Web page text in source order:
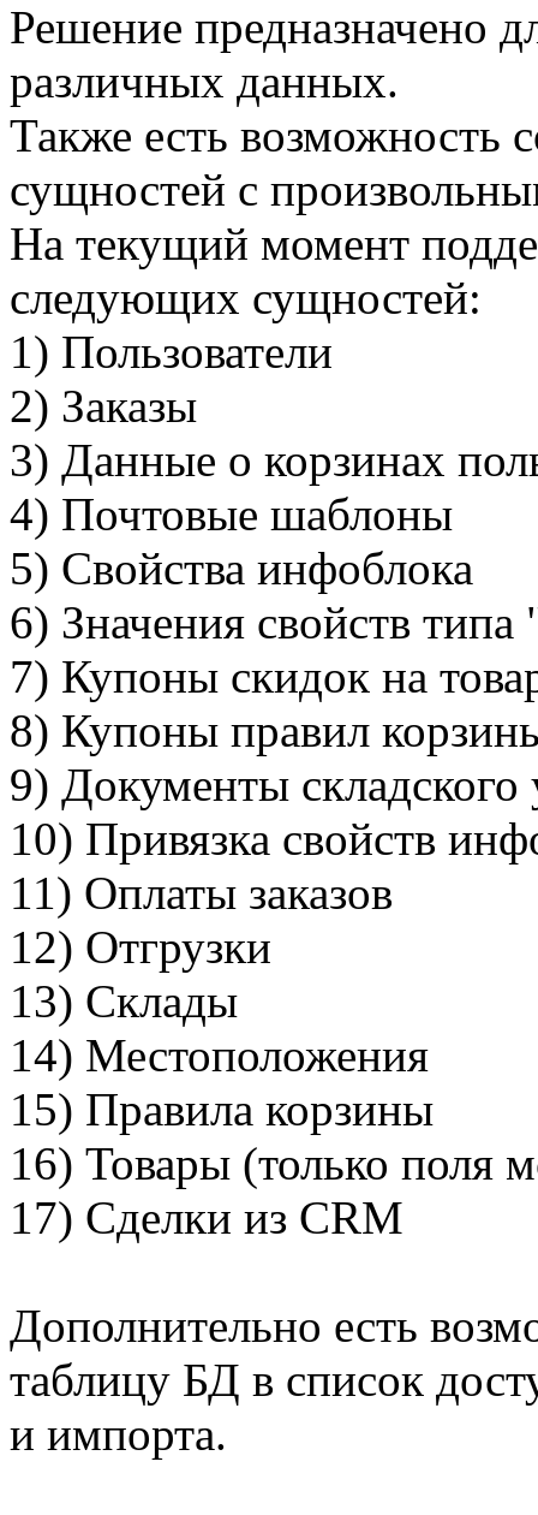
Решение предназначено
различных данных.
Также есть возможность
сущностей с
На текущий момент
следующих сущностей:
1) Пользователи
2) Заказы
3) Данные о корзинах
4) Почтовые шаблоны
5) Свойства инфоблока
6) Значения свойств
7) Купоны скидок на
8) Купоны правил
9) Документы
10) Привязка свойств
11) Оплаты заказов
12) Отгрузки
13) Склады
14) Местоположения
15) Правила корзины
16) Товары (только поля
17) Сделки из CRM
Дополнительно есть
таблицу БД в список
и импорта.